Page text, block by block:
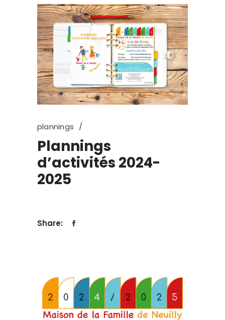
plannings
Plannings
d’activités 2024-
2025
Share: